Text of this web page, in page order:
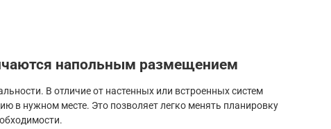
напольным размещением
В отличие от настенных или встроенных систем
в нужном месте. Это позволяет легко менять планировку